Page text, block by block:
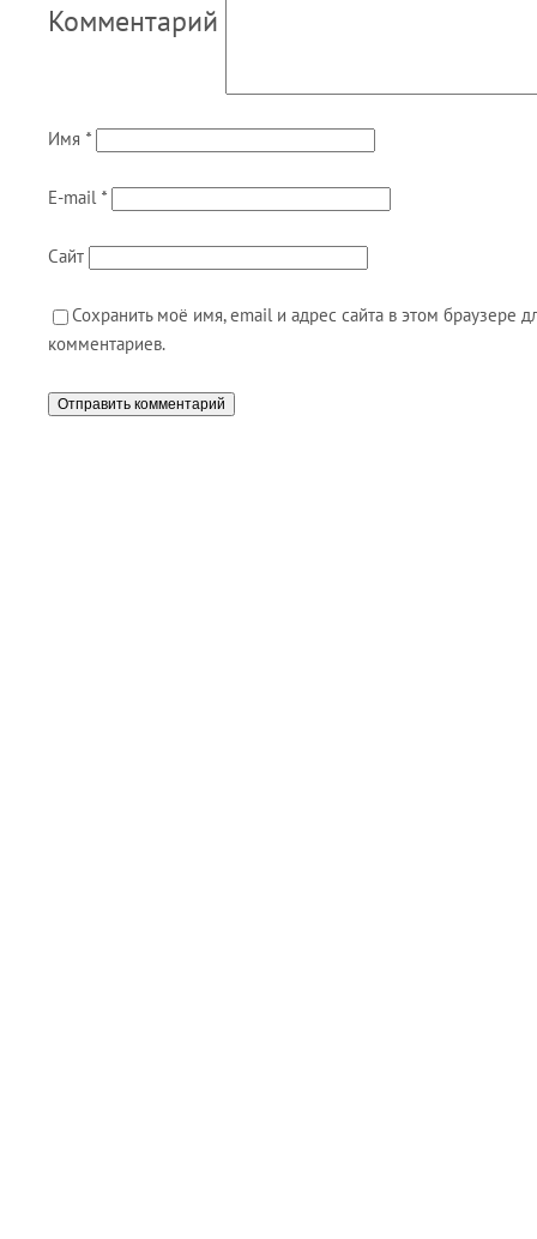
Комментарий
Имя *
E-mail *
Сайт
Сохранить моё имя, email и адрес сайта в этом браузере
комментариев.